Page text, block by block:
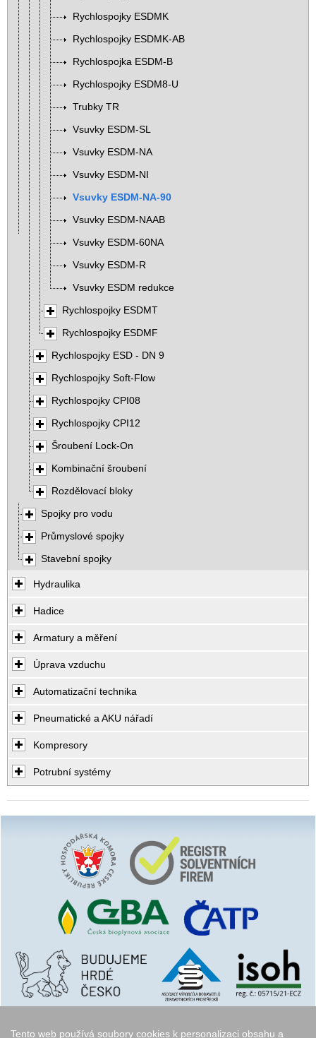
Tento web používá soubory cookies k personalizaci obsahu a
Rychlospojky ESDMK
Rychlospojky ESDMK-AB
Rychlospojka ESDM-B
Rychlospojky ESDM8-U
Trubky TR
Vsuvky ESDM-SL
Vsuvky ESDM-NA
Vsuvky ESDM-NI
Vsuvky ESDM-NA-90
Vsuvky ESDM-NAAB
Vsuvky ESDM-60NA
Vsuvky ESDM-R
Vsuvky ESDM redukce
Rychlospojky ESDMT
Rychlospojky ESDMF
Rychlospojky ESD - DN 9
Rychlospojky Soft-Flow
Rychlospojky CPI08
Rychlospojky CPI12
Šroubení Lock-On
Kombinační šroubení
Rozdělovací bloky
Spojky pro vodu
Průmyslové spojky
Stavební spojky
Hydraulika
Hadice
Armatury a měření
Úprava vzduchu
Automatizační technika
Pneumatické a AKU nářadí
Kompresory
Potrubní systémy